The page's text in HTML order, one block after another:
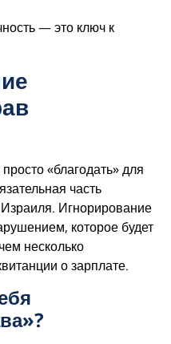
— это ключ к
«благодать» для
часть
Израиля. Игнорирование
которое будет
несколько
о зарплате.